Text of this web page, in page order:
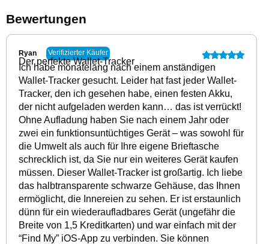
Bewertungen
Ryan Verifizierter Käufer
Der perfekte Wallet-Tracker
Ich habe monatelang nach einem anständigen
Wallet-Tracker gesucht. Leider hat fast jeder Wallet-
Tracker, den ich gesehen habe, einen festen Akku,
der nicht aufgeladen werden kann… das ist verrückt!
Ohne Aufladung haben Sie nach einem Jahr oder
zwei ein funktionsuntüchtiges Gerät – was sowohl für
die Umwelt als auch für Ihre eigene Brieftasche
schrecklich ist, da Sie nur ein weiteres Gerät kaufen
müssen. Dieser Wallet-Tracker ist großartig. Ich liebe
das halbtransparente schwarze Gehäuse, das Ihnen
ermöglicht, die Innereien zu sehen. Er ist erstaunlich
dünn für ein wiederaufladbares Gerät (ungefähr die
Breite von 1,5 Kreditkarten) und war einfach mit der
“Find My” iOS-App zu verbinden. Sie können